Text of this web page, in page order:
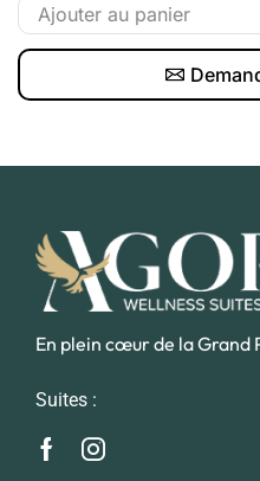
En plein cœur de la Grand
Suites :